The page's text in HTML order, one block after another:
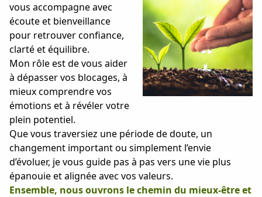
vous accompagne avec
écoute et bienveillance
pour retrouver confiance,
clarté et équilibre.
Mon rôle est de vous aider
à dépasser vos blocages, à
mieux comprendre vos
émotions et à révéler votre
plein potentiel.
Que vous traversiez une période de doute, un
changement important ou simplement l’envie
d’évoluer, je vous guide pas à pas vers une vie plus
épanouie et alignée avec vos valeurs.
Ensemble, nous ouvrons le chemin du mieux-être et